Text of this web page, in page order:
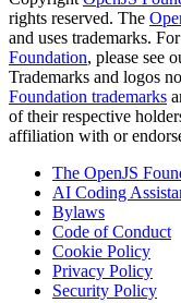
rights reserved. The
and uses trademarks.
Foundation, please see
Trademarks and logos
Foundation trademarks
of their respective
affiliation with or
The OpenJS
AI Coding
Bylaws
Code of Conduct
Cookie Policy
Privacy Policy
Security Policy